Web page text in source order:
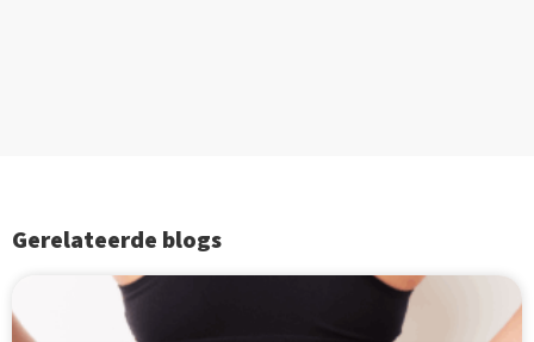
Gerelateerde blogs